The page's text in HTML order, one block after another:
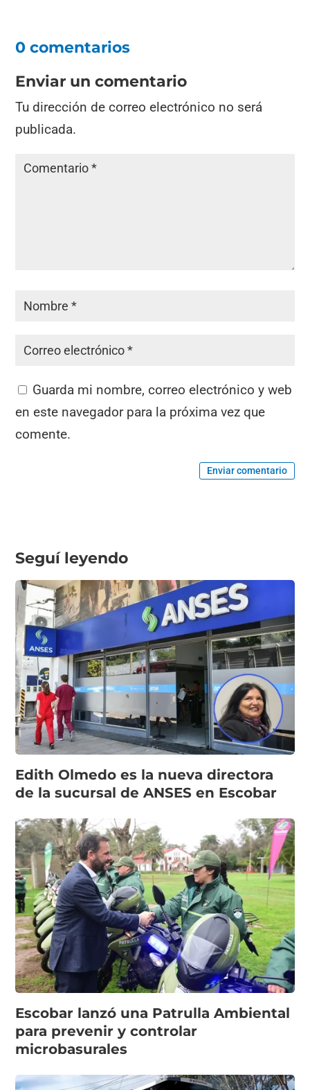
0 comentarios
Enviar un comentario
Tu dirección de correo electrónico no será
publicada.
Guarda mi nombre, correo electrónico y web
en este navegador para la próxima vez que
comente.
Enviar comentario
Seguí leyendo
Edith Olmedo es la nueva directora
de la sucursal de ANSES en Escobar
Escobar lanzó una Patrulla Ambiental
para prevenir y controlar
microbasurales